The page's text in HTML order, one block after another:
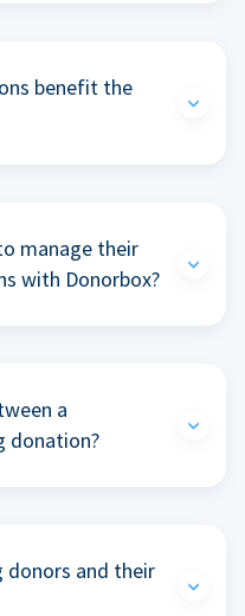
benefit the
manage their
with Donorbox?
a
donation?
donors and their